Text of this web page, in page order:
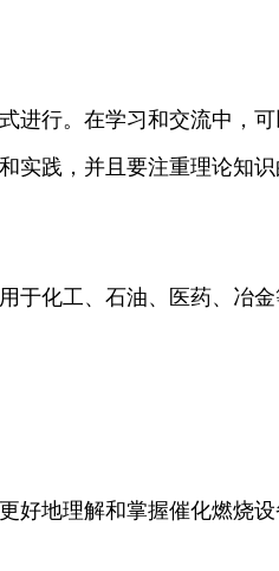
行。在学习和交流中，
践，并且要注重理论知
化工、石油、医药、冶
地理解和掌握催化燃烧